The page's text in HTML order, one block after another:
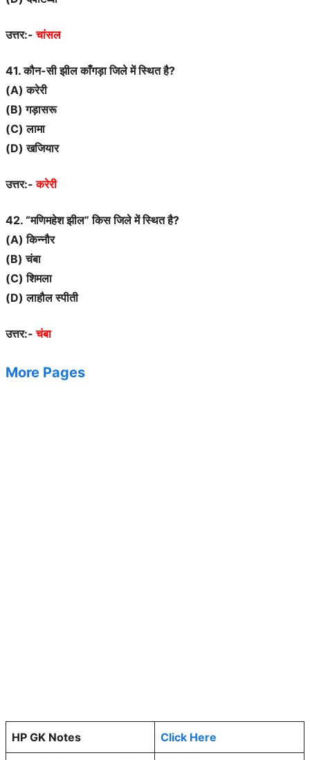
उत्तर:-चांसल
41. कौन-सी झील काँगड़ा जिले में स्थित है?
(A) करेरी
(B) गड़ासरू
(C) लामा
(D) खजियार
उत्तर:-करेरी
42. “मणिमहेश झील” किस जिले में स्थित है?
(A) किन्नौर
(B) चंबा
(C) शिमला
(D) लाहौल स्पीती
उत्तर:-चंबा
More Pages
HP GK Notes Click Here